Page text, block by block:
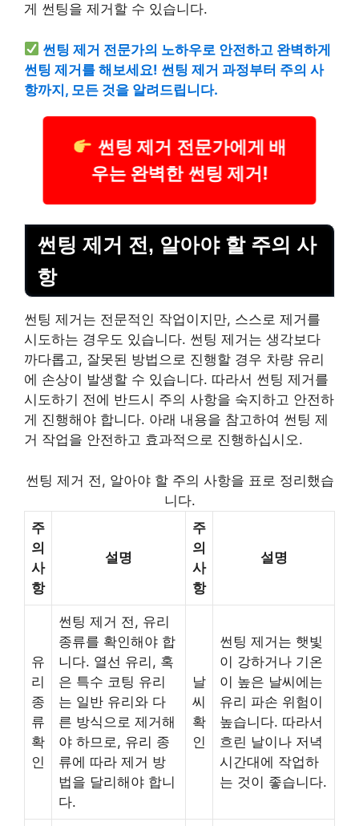
게 썬팅을 제거할 수 있습니다.
썬팅 제거 전문가의 노하우로 안전하고 완벽하게
썬팅 제거를 해보세요! 썬팅 제거 과정부터 주의 사
항까지, 모든 것을 알려드립니다.
썬팅 제거 전문가에게 배
우는 완벽한 썬팅 제거!
썬팅 제거 전, 알아야 할 주의 사
항
썬팅 제거는 전문적인 작업이지만, 스스로 제거를
시도하는 경우도 있습니다. 썬팅 제거는 생각보다
까다롭고, 잘못된 방법으로 진행할 경우 차량 유리
에 손상이 발생할 수 있습니다. 따라서 썬팅 제거를
시도하기 전에 반드시 주의 사항을 숙지하고 안전하
게 진행해야 합니다. 아래 내용을 참고하여 썬팅 제
거 작업을 안전하고 효과적으로 진행하십시오.
썬팅 제거 전, 알아야 할 주의 사항을 표로 정리했습
니다.
주
의
사
항
설명
주
의
사
항
설명
유
리
종
류
확
인
썬팅 제거 전, 유리
종류를 확인해야 합
니다. 열선 유리, 혹
은 특수 코팅 유리
는 일반 유리와 다
른 방식으로 제거해
야 하므로, 유리 종
류에 따라 제거 방
법을 달리해야 합니
다.
날
씨
확
인
썬팅 제거는 햇빛
이 강하거나 기온
이 높은 날씨에는
유리 파손 위험이
높습니다. 따라서
흐린 날이나 저녁
시간대에 작업하
는 것이 좋습니다.